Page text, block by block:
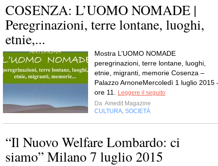
COSENZA: L’UOMO NOMADE |
Peregrinazioni, terre lontane, luoghi,
etnie,...
Mostra L’UOMO NOMADE
peregrinazioni, terre lontane, luoghi,
etnie, migranti, memorie Cosenza –
Palazzo ArnoneMercoledì 1 luglio 2015
ore 11.
Leggere il seguito
Da Amedit Magazine
CULTURA SOCIETÀ
“Il Nuovo Welfare Lombardo: ci
siamo” Milano 7 luglio 2015